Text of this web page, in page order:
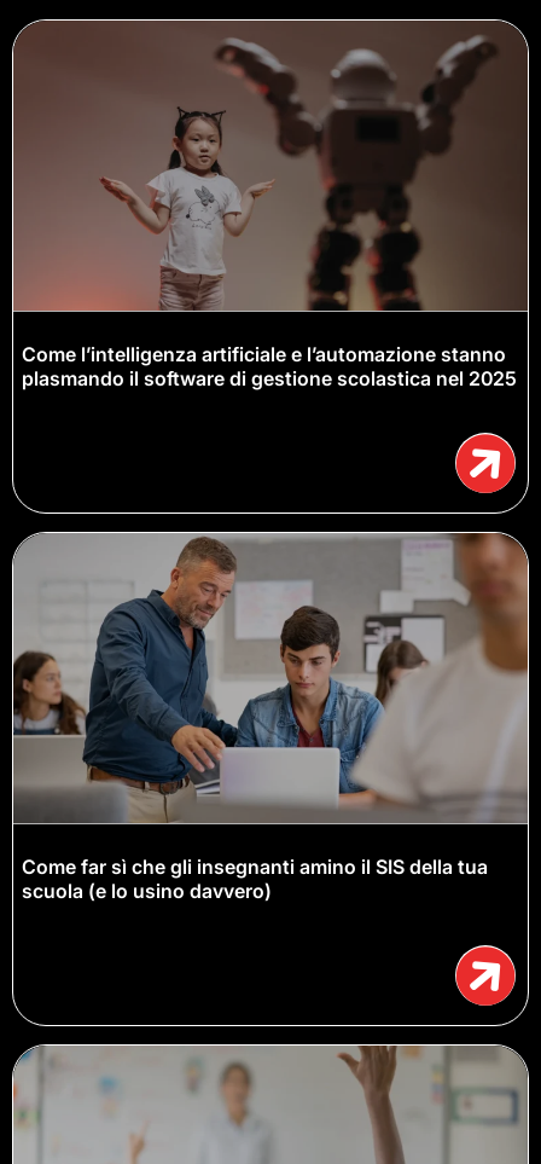
Come l’intelligenza artificiale e l’automazione stanno
plasmando il software di gestione scolastica nel 2025
Come far sì che gli insegnanti amino il SIS della tua
scuola (e lo usino davvero)